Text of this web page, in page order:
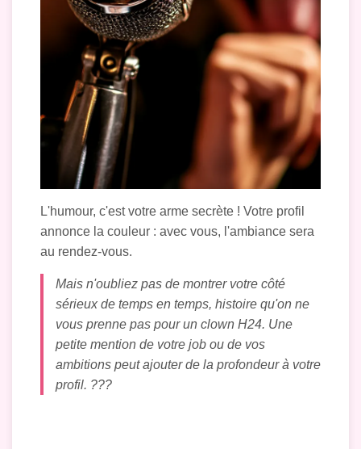
L'humour, c'est votre arme secrète ! Votre profil
annonce la couleur : avec vous, l'ambiance sera
au rendez-vous.
Mais n'oubliez pas de montrer votre côté
sérieux de temps en temps, histoire qu'on ne
vous prenne pas pour un clown H24. Une
petite mention de votre job ou de vos
ambitions peut ajouter de la profondeur à votre
profil. ?‍??